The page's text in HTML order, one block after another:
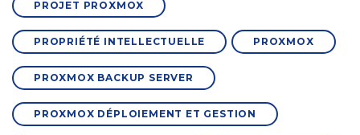
PROJET PROXMOX
PROPRIÉTÉ INTELLECTUELLE PROXMOX
PROXMOX BACKUP SERVER
PROXMOX DÉPLOIEMENT ET GESTION